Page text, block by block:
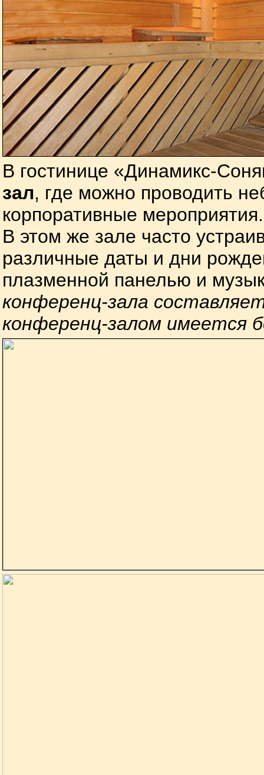
В гостинице «Динамикс-
зал, где можно проводить
корпоративные мероприятия.
В этом же зале часто
различные даты и дни
плазменной панелью и
конференц-зала
конференц-залом имеется